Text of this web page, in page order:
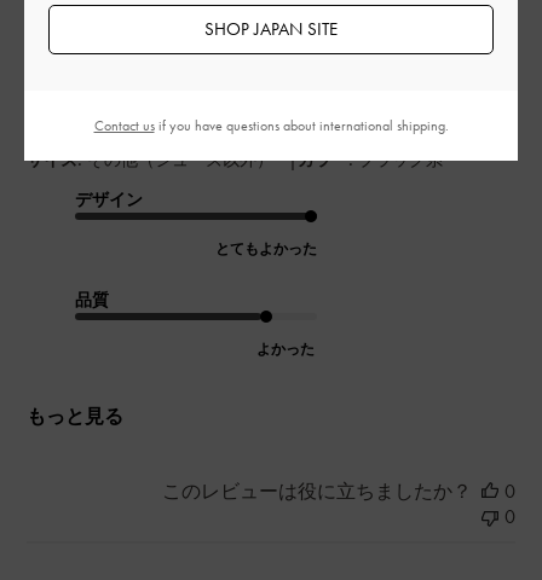
バッグが自立して形が崩れないのが良いです。
サイズ: その他（シューズ以外） |カラー: ブラック系
デザイン
とてもよかった
品質
よかった
もっと見る
このレビューは役に立ちましたか？
0
0
SHOP JAPAN SITE
Contact usif you have questions about international shipping.